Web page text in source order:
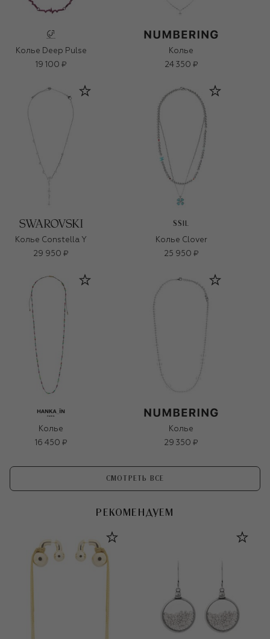
Колье Deep Pulse
19 100 ₽
Колье
24 350 ₽
Колье Constella Y
29 950 ₽
SSIL
Колье Clover
25 950 ₽
Колье
16 450 ₽
Колье
29 350 ₽
СМОТРЕТЬ ВСЕ
РЕКОМЕНДУЕМ